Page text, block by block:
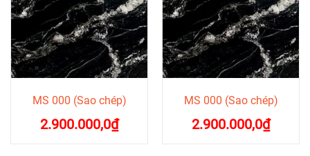
MS 000 (Sao chép)
2.900.000,0₫
MS 000 (Sao chép)
2.900.000,0₫